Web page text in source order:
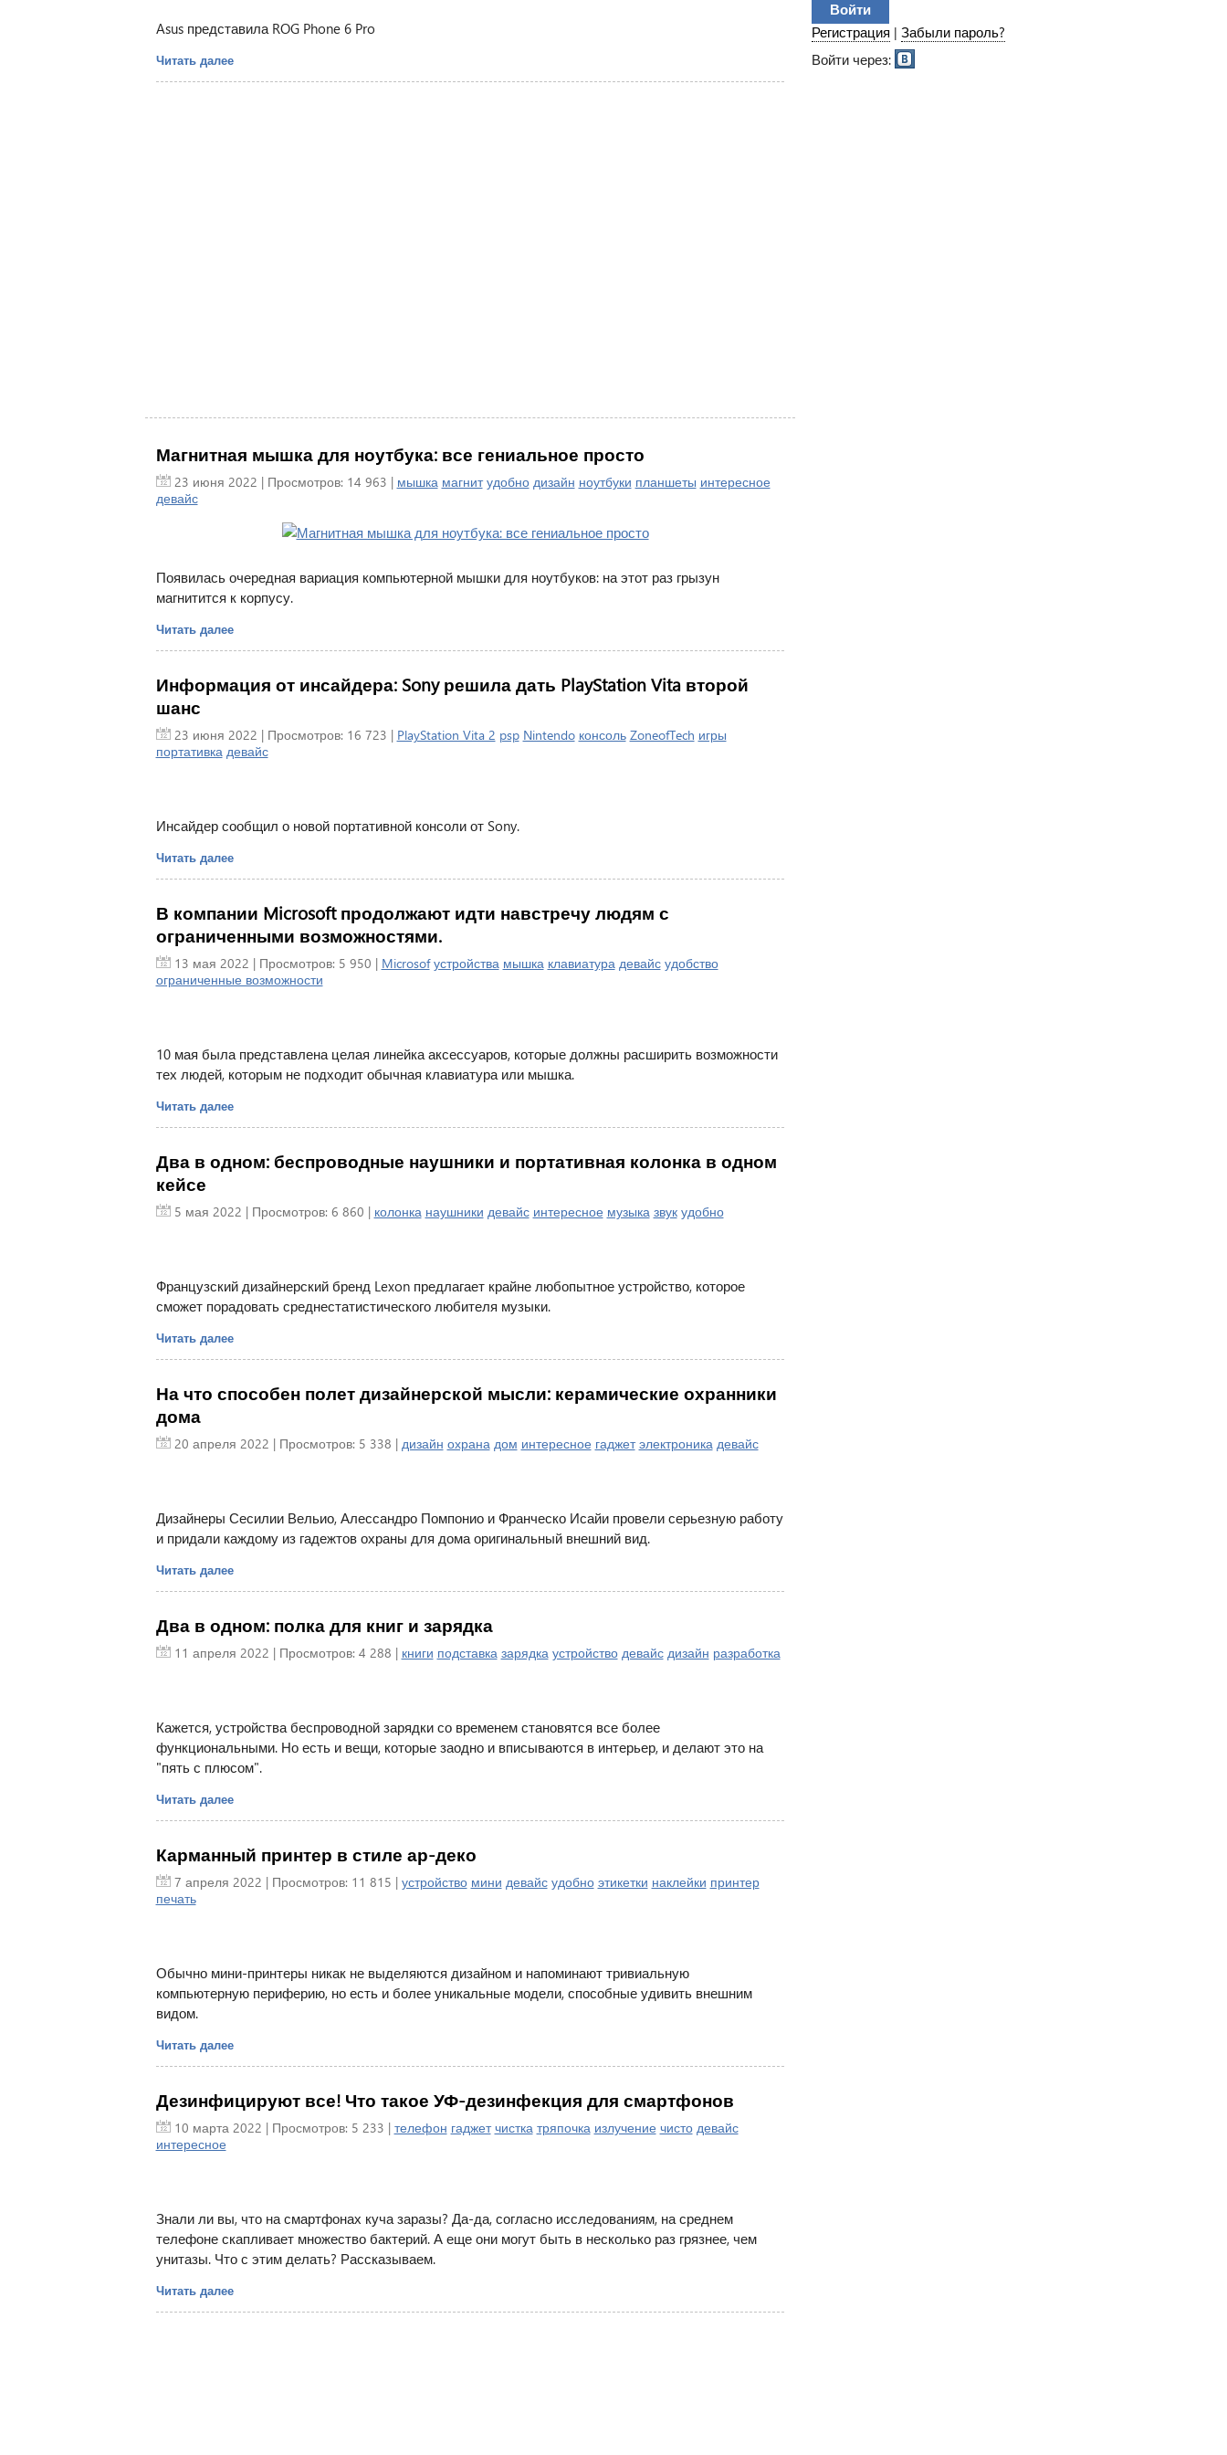
Asus представила ROG Phone 6 Pro
Читать далее
Магнитная мышка для ноутбука: все гениальное просто
23 июня 2022 | Просмотров: 14 963 | мышка магнит удобно дизайн ноутбуки планшеты интересное
девайс
Появилась очередная вариация компьютерной мышки для ноутбуков: на этот раз грызун
магнитится к корпусу.
Читать далее
Информация от инсайдера: Sony решила дать PlayStation Vita второй
шанс
23 июня 2022 | Просмотров: 16 723 | PlayStation Vita 2 psp Nintendo консоль ZoneofTech игры
портативка девайс
Инсайдер сообщил о новой портативной консоли от Sony.
Читать далее
В компании Microsoft продолжают идти навстречу людям с
ограниченными возможностями.
13 мая 2022 | Просмотров: 5 950 | Microsof устройства мышка клавиатура девайс удобство
ограниченные возможности
10 мая была представлена целая линейка аксессуаров, которые должны расширить возможности
тех людей, которым не подходит обычная клавиатура или мышка.
Читать далее
Два в одном: беспроводные наушники и портативная колонка в одном
кейсе
5 мая 2022 | Просмотров: 6 860 | колонка наушники девайс интересное музыка звук удобно
Французский дизайнерский бренд Lexon предлагает крайне любопытное устройство, которое
сможет порадовать среднестатистического любителя музыки.
Читать далее
На что способен полет дизайнерской мысли: керамические охранники
дома
20 апреля 2022 | Просмотров: 5 338 | дизайн охрана дом интересное гаджет электроника девайс
Дизайнеры Сесилии Вельио, Алессандро Помпонио и Франческо Исайи провели серьезную работу
и придали каждому из гадежтов охраны для дома оригинальный внешний вид.
Читать далее
Два в одном: полка для книг и зарядка
11 апреля 2022 | Просмотров: 4 288 | книги подставка зарядка устройство девайс дизайн разработка
Кажется, устройства беспроводной зарядки со временем становятся все более
функциональными. Но есть и вещи, которые заодно и вписываются в интерьер, и делают это на
"пять с плюсом".
Читать далее
Карманный принтер в стиле ар-деко
7 апреля 2022 | Просмотров: 11 815 | устройство мини девайс удобно этикетки наклейки принтер
печать
Обычно мини-принтеры никак не выделяются дизайном и напоминают тривиальную
компьютерную периферию, но есть и более уникальные модели, способные удивить внешним
видом.
Читать далее
Дезинфицируют все! Что такое УФ-дезинфекция для смартфонов
10 марта 2022 | Просмотров: 5 233 | телефон гаджет чистка тряпочка излучение чисто девайс
интересное
Знали ли вы, что на смартфонах куча заразы? Да-да, согласно исследованиям, на среднем
телефоне скапливает множество бактерий. А еще они могут быть в несколько раз грязнее, чем
унитазы. Что с этим делать? Рассказываем.
Читать далее
Регистрация | Забыли пароль?
Войти через: